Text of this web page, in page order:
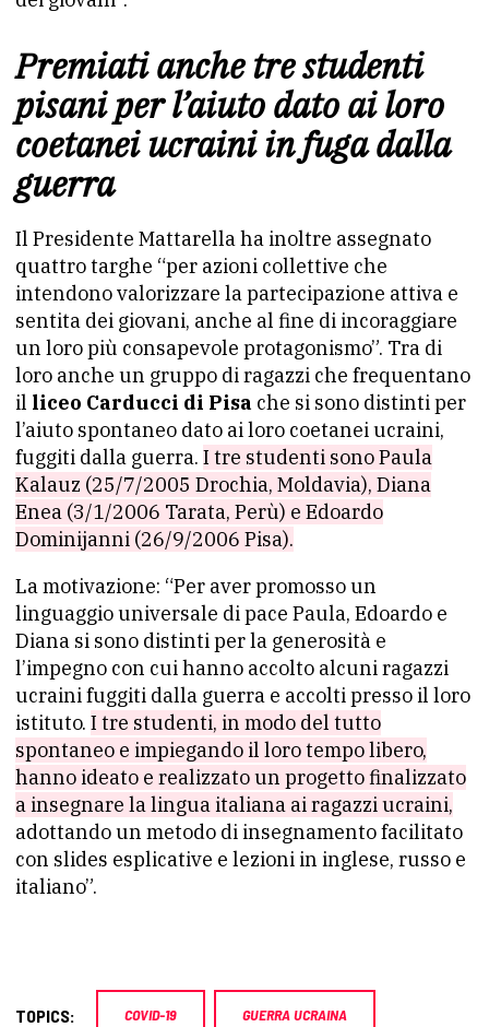
Premiati anche tre studenti
pisani per l’aiuto dato ai loro
coetanei ucraini in fuga dalla
guerra
Il Presidente Mattarella ha inoltre assegnato
quattro targhe “per azioni collettive che
intendono valorizzare la partecipazione attiva e
sentita dei giovani, anche al fine di incoraggiare
un loro più consapevole protagonismo”. Tra di
loro anche un gruppo di ragazzi che frequentano
il liceo Carducci di Pisa che si sono distinti per
l’aiuto spontaneo dato ai loro coetanei ucraini,
fuggiti dalla guerra. I tre studenti sono Paula
Kalauz (25/7/2005 Drochia, Moldavia), Diana
Enea (3/1/2006 Tarata, Perù) e Edoardo
Dominijanni (26/9/2006 Pisa).
La motivazione: “Per aver promosso un
linguaggio universale di pace Paula, Edoardo e
Diana si sono distinti per la generosità e
l’impegno con cui hanno accolto alcuni ragazzi
ucraini fuggiti dalla guerra e accolti presso il loro
istituto. I tre studenti, in modo del tutto
spontaneo e impiegando il loro tempo libero,
hanno ideato e realizzato un progetto finalizzato
a insegnare la lingua italiana ai ragazzi ucraini,
adottando un metodo di insegnamento facilitato
con slides esplicative e lezioni in inglese, russo e
italiano”.
TOPICS: COVID-19 GUERRA UCRAINA